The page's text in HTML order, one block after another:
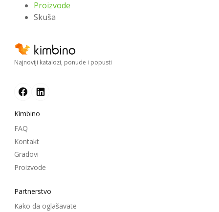
Proizvode
Skuša
Najnoviji katalozi, ponude i popusti
Kimbino
FAQ
Kontakt
Gradovi
Proizvode
Partnerstvo
Kako da oglašavate